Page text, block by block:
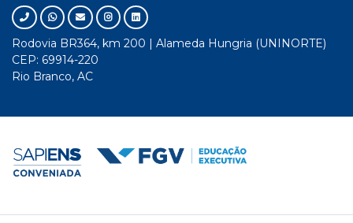
Rodovia BR364, km 200 | Alameda Hungria (UNINORTE)
CEP: 69914-220
Rio Branco, AC